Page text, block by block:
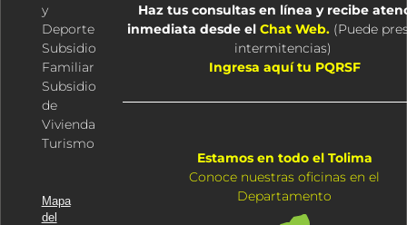
y
Deporte
Subsidio
Familiar
Subsidio
de
Vivienda
Turismo
Mapa
del
Haz tus consultas en línea y recibe
inmediata desde el Chat Web. (Puede
intermitencias)
Ingresa aquí tu PQRSF
Estamos en todo el Tolima
Conoce nuestras oficinas en el
Departamento